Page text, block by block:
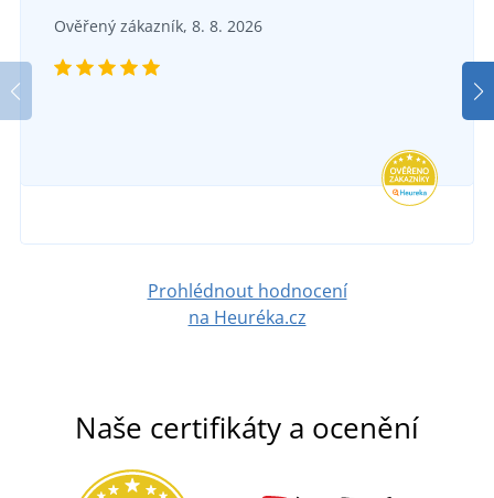
Ověřený zákazník, 8. 8. 2026
Prohlédnout hodnocení
na Heuréka.cz
Naše certifikáty a ocenění